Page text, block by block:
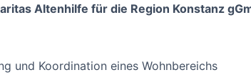
Altenhilfe für die Region Konstanz
und Koordination eines Wohnbereichs